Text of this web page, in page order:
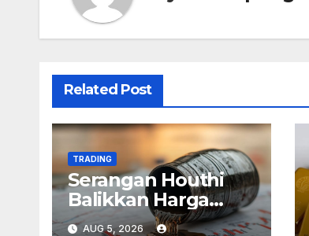
Related Post
TRADING
Serangan Houthi
Balikkan Harga
Minyak
AUG 5, 2026